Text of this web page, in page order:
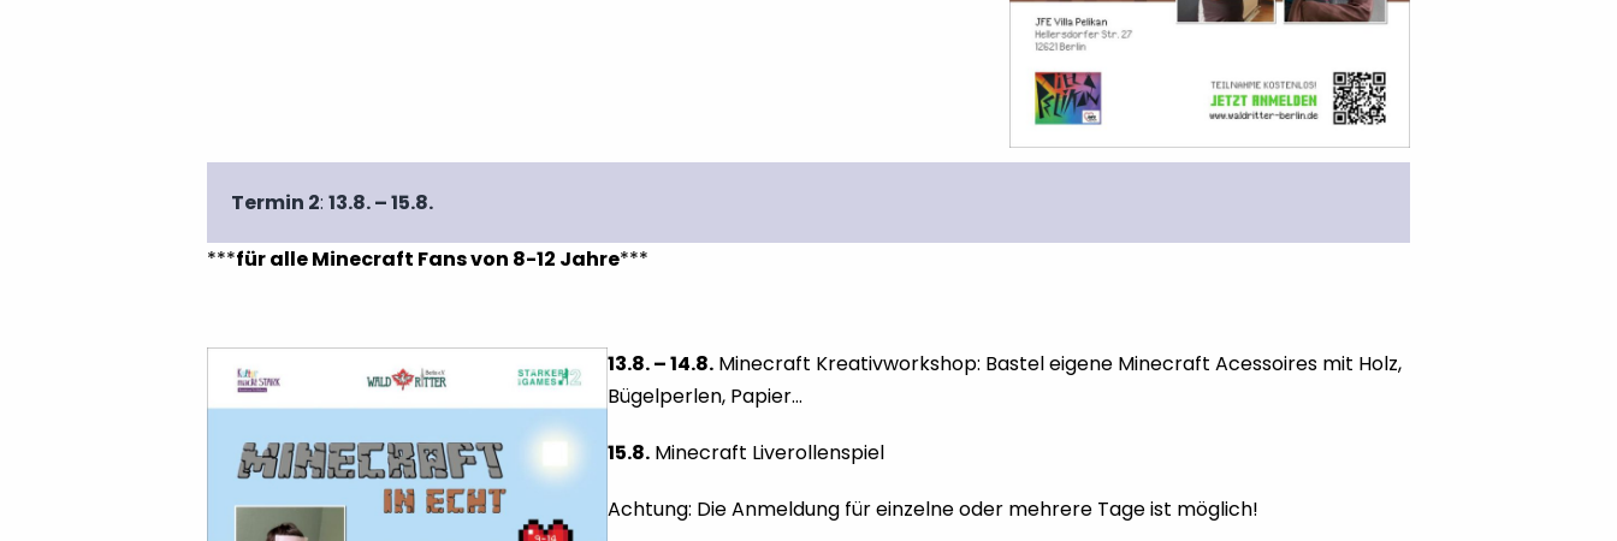
Termin 2: 13.8. – 15.8.
***für alle Minecraft Fans von 8-12 Jahre***
13.8. – 14.8. Minecraft Kreativworkshop: Bastel eigene Minecraft Acessoires mit Holz,
Bügelperlen, Papier…
15.8. Minecraft Liverollenspiel
Achtung: Die Anmeldung für einzelne oder mehrere Tage ist möglich!